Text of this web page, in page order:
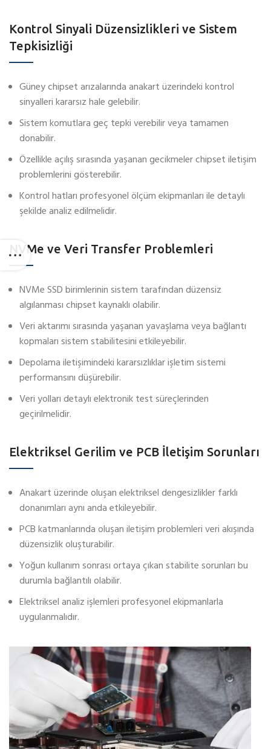
Kontrol Sinyali Düzensizlikleri ve Sistem
Tepkisizliği
Güney chipset arızalarında anakart üzerindeki kontrol
sinyalleri kararsız hale gelebilir.
Sistem komutlara geç tepki verebilir veya tamamen
donabilir.
Özellikle açılış sırasında yaşanan gecikmeler chipset iletişim
problemlerini gösterebilir.
Kontrol hatları profesyonel ölçüm ekipmanları ile detaylı
şekilde analiz edilmelidir.
NVMe ve Veri Transfer Problemleri
NVMe SSD birimlerinin sistem tarafından düzensiz
algılanması chipset kaynaklı olabilir.
Veri aktarımı sırasında yaşanan yavaşlama veya bağlantı
kopmaları sistem stabilitesini etkileyebilir.
Depolama iletişimindeki kararsızlıklar işletim sistemi
performansını düşürebilir.
Veri yolları detaylı elektronik test süreçlerinden
geçirilmelidir.
Elektriksel Gerilim ve PCB İletişim Sorunları
Anakart üzerinde oluşan elektriksel dengesizlikler farklı
donanımları aynı anda etkileyebilir.
PCB katmanlarında oluşan iletişim problemleri veri akışında
düzensizlik oluşturabilir.
Yoğun kullanım sonrası ortaya çıkan stabilite sorunları bu
durumla bağlantılı olabilir.
Elektriksel analiz işlemleri profesyonel ekipmanlarla
uygulanmalıdır.